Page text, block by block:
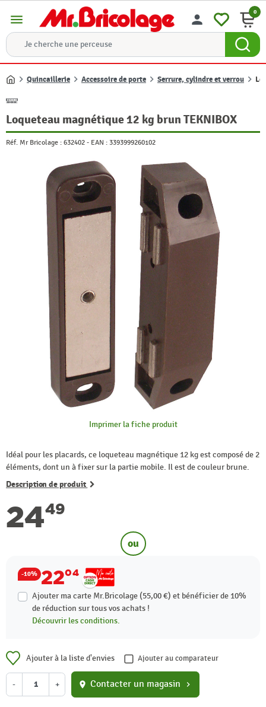
menu person 0
Accueil
Quincaillerie Accessoire de porte Serrure, cylindre et verrou
Loqueteau magnétique 12 kg brun TEKNIBOX
Réf. Mr Bricolage : 632402 - EAN : 3393999260102
Imprimer la fiche produit
Idéal pour les placards, ce loqueteau magnétique 12 kg est composé de 2
éléments, dont un à fixer sur la partie mobile. Il est de couleur brune.
Description de produit
2449
ou
-10% 2204
Ajouter ma carte Mr.Bricolage (55,00 €) et bénéficier de 10%
de réduction sur tous vos achats !
Découvrir les conditions.
Ajouter à la liste d'envies Ajouter au comparateur
- + location_on Contacter un magasin chevron_right